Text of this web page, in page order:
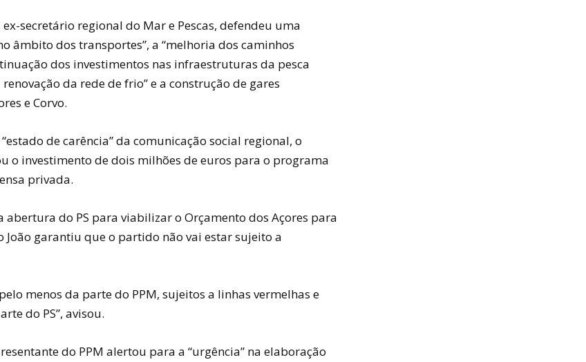
ex-secretário regional do Mar e Pescas, defendeu uma
âmbito dos transportes”, a “melhoria dos caminhos
dos investimentos nas infraestruturas da pesca
da rede de frio” e a construção de gares
e Corvo.
de carência” da comunicação social regional, o
o investimento de dois milhões de euros para o programa
privada.
abertura do PS para viabilizar o Orçamento dos Açores para
João garantiu que o partido não vai estar sujeito a
menos da parte do PPM, sujeitos a linhas vermelhas e
do PS”, avisou.
do PPM alertou para a “urgência” na elaboração